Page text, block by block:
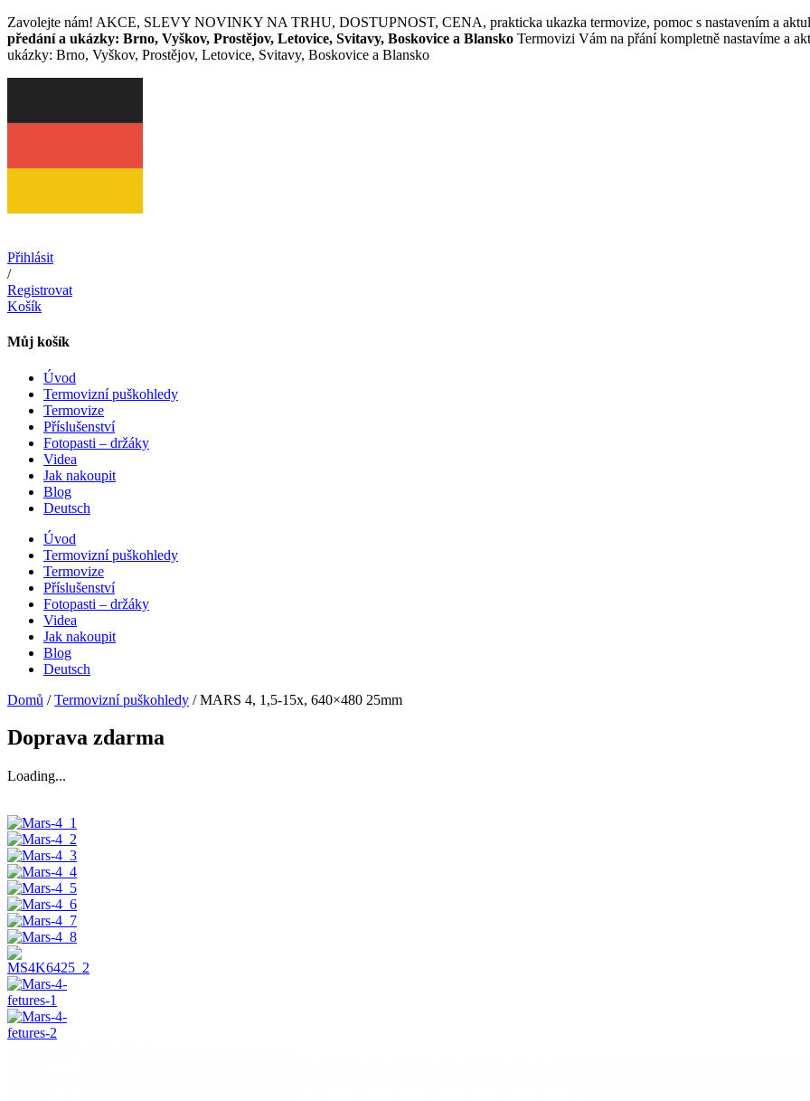
Přejít
k
obsahu
Zavolejte nám! AKCE, SLEVY NOVINKY NA TRHU, DOSTUPNOST, CENA, prakticka ukazka termovize, pomoc s nastavením a
předání a ukázky: Brno, Vyškov, Prostějov, Letovice, Svitavy, Boskovice a Blansko Termovizi Vám na přání kompletně nastavíme a
ukázky: Brno, Vyškov, Prostějov, Letovice, Svitavy, Boskovice a Blansko
Přihlásit
/
Registrovat
Košík
Můj košík
Úvod
Termovizní puškohledy
Termovize
Příslušenství
Fotopasti – držáky
Videa
Jak nakoupit
Blog
Deutsch
Úvod
Termovizní puškohledy
Termovize
Příslušenství
Fotopasti – držáky
Videa
Jak nakoupit
Blog
Deutsch
Domů /Termovizní puškohledy / MARS 4, 1,5-15x, 640×480 25mm
Doprava zdarma
Loading...